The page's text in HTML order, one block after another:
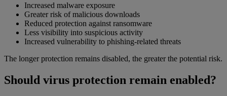
Increased malware exposure
Greater risk of malicious downloads
Reduced protection against ransomware
Less visibility into suspicious activity
Increased vulnerability to phishing-related threats
The longer protection remains disabled, the greater the potential risk.
Should virus protection remain enabled?